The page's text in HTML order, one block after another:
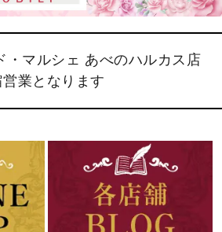
・マルシェ あべのハルカス店
業となります